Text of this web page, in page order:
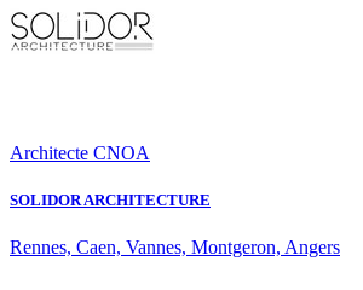
Architecte CNOA
SOLIDOR ARCHITECTURE
Rennes, Caen, Vannes, Montgeron, Angers